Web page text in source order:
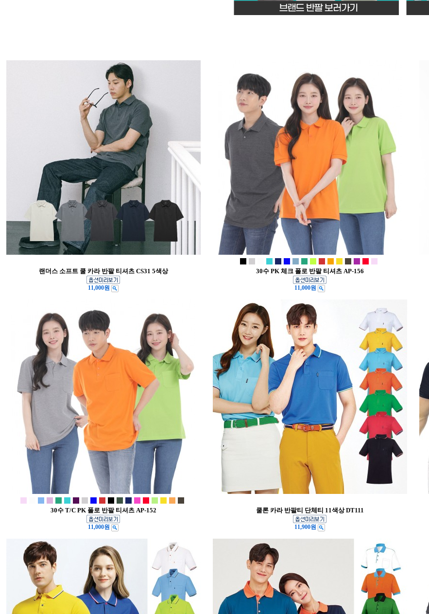
랜더스 소프트 쿨 카라 반팔 티셔츠 CS31 5색상
11,000원
30수 PK 체크 폴로 반팔 티셔츠 AP-156
11,000원
30수 T/C PK 폴로 반팔 티셔츠 AP-152
11,000원
쿨론 카라 반팔티 단체티 11색상 DT111
11,900원